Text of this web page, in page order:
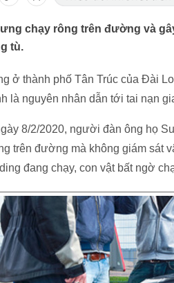
chạy rông trên đường và
tù.
ở thành phố Tân Trúc của Đài
là nguyên nhân dẫn tới tai nạn
8/2/2020, người đàn ông họ
trên đường mà không giám sát
đang chạy, con vật bất ngờ